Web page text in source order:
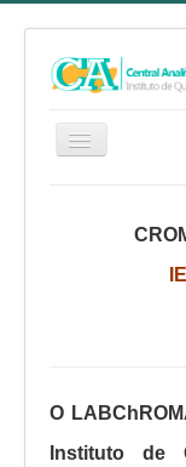
SERVIÇOS
RELATÓRIO
FAQ
CA NO
O
Instituto de